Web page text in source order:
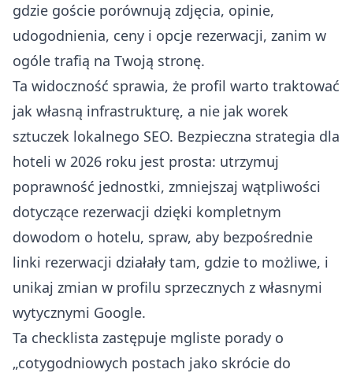
gdzie goście porównują zdjęcia, opinie,
udogodnienia, ceny i opcje rezerwacji, zanim w
ogóle trafią na Twoją stronę.
Ta widoczność sprawia, że profil warto traktować
jak własną infrastrukturę, a nie jak worek
sztuczek lokalnego SEO. Bezpieczna strategia dla
hoteli w 2026 roku jest prosta: utrzymuj
poprawność jednostki, zmniejszaj wątpliwości
dotyczące rezerwacji dzięki kompletnym
dowodom o hotelu, spraw, aby bezpośrednie
linki rezerwacji działały tam, gdzie to możliwe, i
unikaj zmian w profilu sprzecznych z własnymi
wytycznymi Google.
Ta checklista zastępuje mgliste porady o
„cotygodniowych postach jako skrócie do